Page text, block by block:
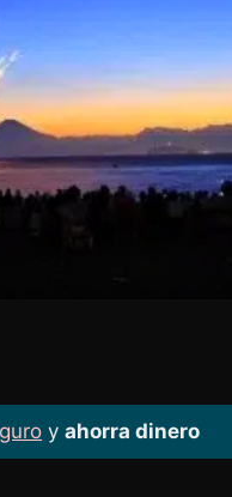
yahorra dinero